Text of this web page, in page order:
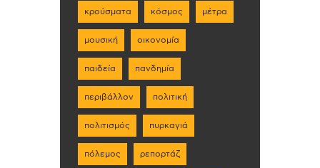
κρούσματα κόσμος μέτρα
μουσική οικονομία
παιδεία πανδημία
περιβάλλον πολιτική
πολιτισμός πυρκαγιά
πόλεμος ρεπορτάζ